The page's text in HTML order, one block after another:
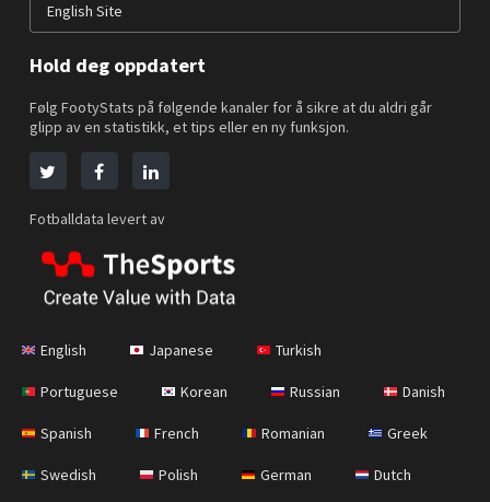
English Site
Hold deg oppdatert
Følg FootyStats på følgende kanaler for å sikre at du aldri går
glipp av en statistikk, et tips eller en ny funksjon.
Fotballdata levert av
English Japanese Turkish
Portuguese Korean Russian Danish
Spanish French Romanian Greek
Swedish Polish German Dutch